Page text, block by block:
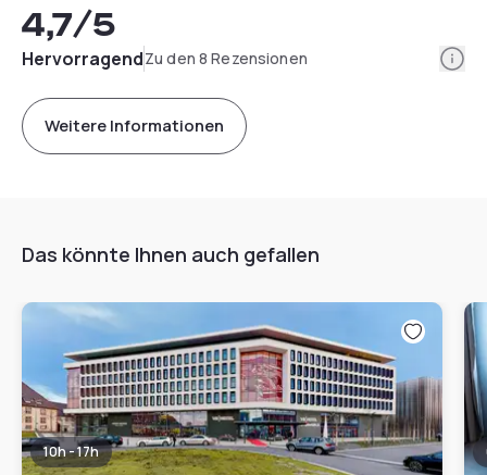
4,7/5
HervorragendZu den 8 Rezensionen
Weitere Informationen
Das könnte Ihnen auch gefallen
10h - 17h